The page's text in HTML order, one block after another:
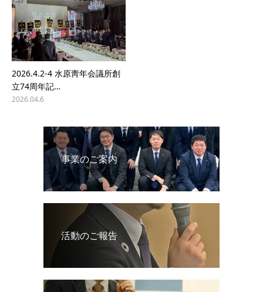
2026.4.2-4 水原靑年会議所創
立74周年記…
2026.04.6
事業のご案内
活動のご報告